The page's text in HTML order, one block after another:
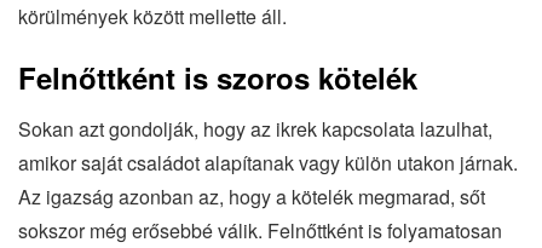
körülmények között mellette áll.
Felnőttként is szoros kötelék
Sokan azt gondolják, hogy az ikrek kapcsolata lazulhat,
amikor saját családot alapítanak vagy külön utakon járnak.
Az igazság azonban az, hogy a kötelék megmarad, sőt
sokszor még erősebbé válik. Felnőttként is folyamatosan